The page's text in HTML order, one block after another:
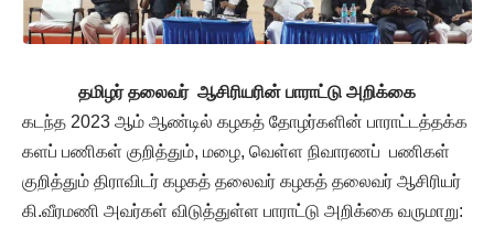
தமிழர் தலைவர் ஆசிரியரின் பாராட்டு அறிக்கை
கடந்த 2023 ஆம் ஆண்டில் கழகத் தோழர்களின் பாராட்டத்தக்க
களப் பணிகள் குறித்தும், மழை, வெள்ள நிவாரணப் பணிகள்
குறித்தும் திராவிடர் கழகத் தலைவர் கழகத் தலைவர் ஆசிரியர்
கி.வீரமணி அவர்கள் விடுத்துள்ள பாராட்டு அறிக்கை வருமாறு: